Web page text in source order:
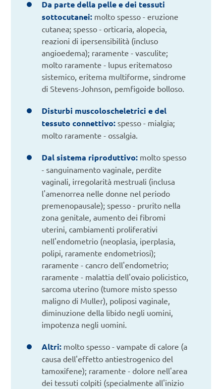
Da parte della pelle e dei tessuti
sottocutanei: molto spesso - eruzione
cutanea; spesso - orticaria, alopecia,
reazioni di ipersensibilità (incluso
angioedema); raramente - vasculite;
molto raramente - lupus eritematoso
sistemico, eritema multiforme, sindrome
di Stevens-Johnson, pemfigoide bolloso.
Disturbi muscoloscheletrici e del
tessuto connettivo: spesso - mialgia;
molto raramente - ossalgia.
Dal sistema riproduttivo: molto spesso
- sanguinamento vaginale, perdite
vaginali, irregolarità mestruali (inclusa
l'amenorrea nelle donne nel periodo
premenopausale); spesso - prurito nella
zona genitale, aumento dei fibromi
uterini, cambiamenti proliferativi
nell'endometrio (neoplasia, iperplasia,
polipi, raramente endometriosi);
raramente - cancro dell'endometrio;
raramente - malattia dell'ovaio policistico,
sarcoma uterino (tumore misto spesso
maligno di Muller), poliposi vaginale,
diminuzione della libido negli uomini,
impotenza negli uomini.
Altri: molto spesso - vampate di calore (a
causa dell'effetto antiestrogenico del
tamoxifene); raramente - dolore nell'area
dei tessuti colpiti (specialmente all'inizio